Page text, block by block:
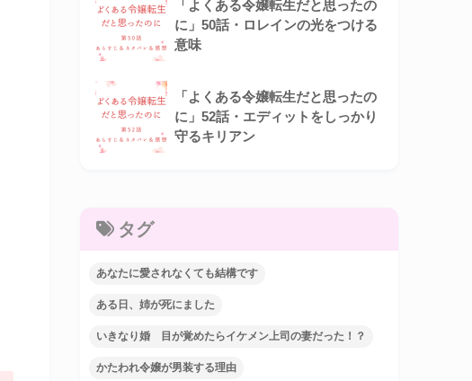
「よくある令嬢転生だと思ったの
に」50話・ロレインの光をつける
意味
「よくある令嬢転生だと思ったの
に」52話・エディットをしっかり
守るキリアン
タグ
あなたに愛されなくても結構です
ある日、姉が死にました
いきなり婚 目が覚めたらイケメン上司の妻だった！？
かたわれ令嬢が男装する理由